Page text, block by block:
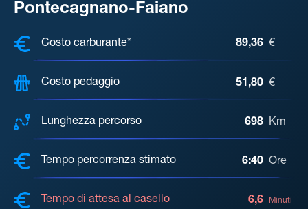
Pontecagnano-Faiano
COSTI, DISTANZA, TEMPO DI
Costo carburante* 89,36 €
Costo pedaggio 51,80 €
Lunghezza percorso 698 Km
Tempo percorrenza stimato 6:40 Ore
Tempo di attesa al casello 6,6 Minuti